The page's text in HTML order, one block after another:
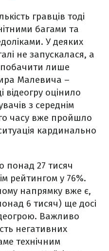
гравців тоді
багами та
У деяких
не запускалася, а
лише
Малевича –
відеогру оцінило
з середнім
часу вже пройшло
кардинально
понад 27 тисяч
рейтингом у 76%.
напрямку вже є,
6 тисяч) ще досі
Важливо
негативних
технічним